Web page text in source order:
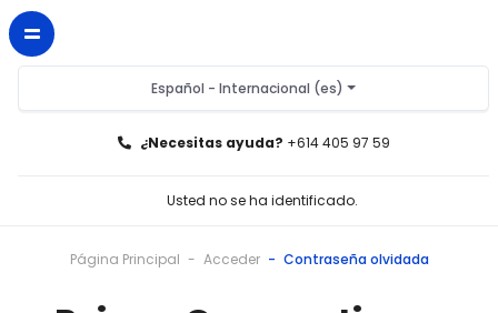
Español - Internacional ‎(es)‎
¿Necesitas ayuda? +614 405 97 59
Usted no se ha identificado.
Página Principal Acceder Contraseña olvidada